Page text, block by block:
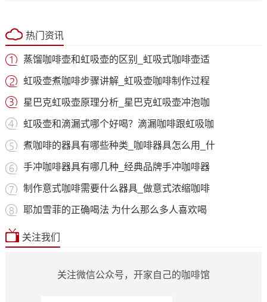
热门资讯
蒸馏咖啡壶和虹吸壶的区别_虹吸式咖啡壶适
虹吸壶煮咖啡步骤讲解_虹吸壶咖啡制作过程
星巴克虹吸壶原理分析_星巴克虹吸壶冲泡咖
虹吸壶和滴漏式哪个好喝？滴漏咖啡跟虹吸咖
煮咖啡的器具有哪些种类_咖啡器具怎么用_什
手冲咖啡器具有哪几种_经典品牌手冲咖啡器
制作意式咖啡需要什么器具_做意式浓缩咖啡
耶加雪菲的正确喝法 为什么那么多人喜欢喝
关注我们
关注微信公众号，开家自己的咖啡馆